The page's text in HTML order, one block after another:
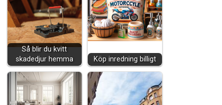
Så blir du kvitt
skadedjur hemma
Köp inredning billigt